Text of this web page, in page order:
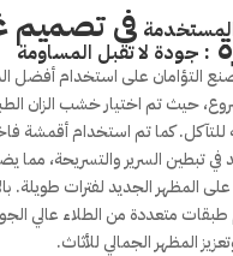
فى تصميم
: جودة لا تقبل المساومة
التؤامان على استخدام أفضل
حيث تم اختيار خشب الزان
للتآكل. كما تم استخدام أقمشة
في تبطين السرير والتسريحة،
المظهر الجديد لفترات طويلة.
متعددة من الطلاء عالي
المظهر الجمالي للأثاث.